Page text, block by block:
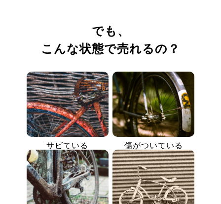
でも、
こんな状態で売れるの？
サビている 傷がついている